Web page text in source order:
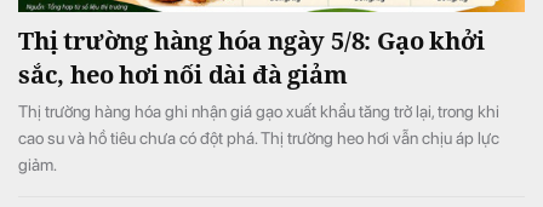
Thị trường hàng hóa ngày 5/8: Gạo khởi
sắc, heo hơi nối dài đà giảm
Thị trường hàng hóa ghi nhận giá gạo xuất khẩu tăng trở lại, trong khi
cao su và hồ tiêu chưa có đột phá. Thị trường heo hơi vẫn chịu áp lực
giảm.